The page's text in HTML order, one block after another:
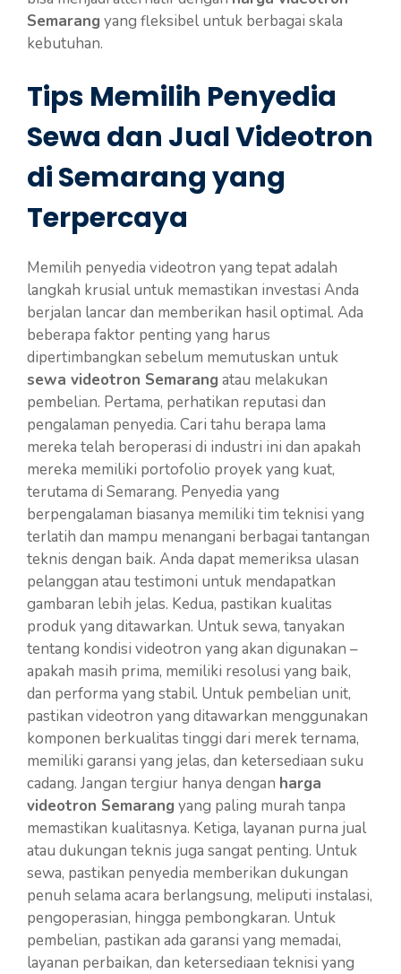
Semarang yang fleksibel untuk berbagai skala
kebutuhan.
Tips Memilih Penyedia
Sewa dan Jual Videotron
di Semarang yang
Terpercaya
Memilih penyedia videotron yang tepat adalah
langkah krusial untuk memastikan investasi Anda
berjalan lancar dan memberikan hasil optimal. Ada
beberapa faktor penting yang harus
dipertimbangkan sebelum memutuskan untuk
sewa videotron Semarang atau melakukan
pembelian. Pertama, perhatikan reputasi dan
pengalaman penyedia. Cari tahu berapa lama
mereka telah beroperasi di industri ini dan apakah
mereka memiliki portofolio proyek yang kuat,
terutama di Semarang. Penyedia yang
berpengalaman biasanya memiliki tim teknisi yang
terlatih dan mampu menangani berbagai tantangan
teknis dengan baik. Anda dapat memeriksa ulasan
pelanggan atau testimoni untuk mendapatkan
gambaran lebih jelas. Kedua, pastikan kualitas
produk yang ditawarkan. Untuk sewa, tanyakan
tentang kondisi videotron yang akan digunakan –
apakah masih prima, memiliki resolusi yang baik,
dan performa yang stabil. Untuk pembelian unit,
pastikan videotron yang ditawarkan menggunakan
komponen berkualitas tinggi dari merek ternama,
memiliki garansi yang jelas, dan ketersediaan suku
cadang. Jangan tergiur hanya dengan harga
videotron Semarang yang paling murah tanpa
memastikan kualitasnya. Ketiga, layanan purna jual
atau dukungan teknis juga sangat penting. Untuk
sewa, pastikan penyedia memberikan dukungan
penuh selama acara berlangsung, meliputi instalasi,
pengoperasian, hingga pembongkaran. Untuk
pembelian, pastikan ada garansi yang memadai,
layanan perbaikan, dan ketersediaan teknisi yang